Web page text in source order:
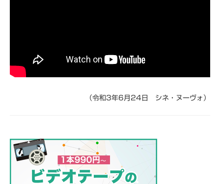
（令和3年6月24日 シネ・ヌーヴォ）